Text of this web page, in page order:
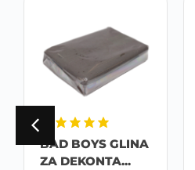
BAD BOYS GLINA
ZA DEKONTA...